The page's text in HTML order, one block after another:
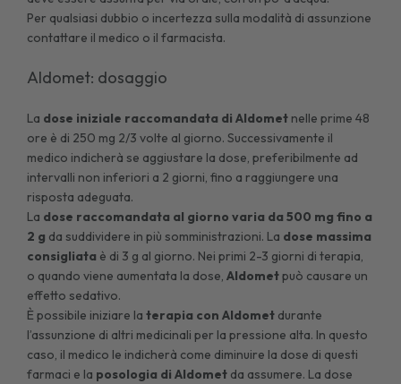
Per qualsiasi dubbio o incertezza sulla modalità di assunzione
contattare il medico o il farmacista.
Aldomet: dosaggio
La dose iniziale raccomandata di Aldomet nelle prime 48
ore è di 250 mg 2/3 volte al giorno. Successivamente il
medico indicherà se aggiustare la dose, preferibilmente ad
intervalli non inferiori a 2 giorni, fino a raggiungere una
risposta adeguata.
La dose raccomandata al giorno varia da 500 mg fino a
2 g da suddividere in più somministrazioni. La dose massima
consigliata è di 3 g al giorno. Nei primi 2-3 giorni di terapia,
o quando viene aumentata la dose,Aldometpuò causare un
effetto sedativo.
È possibile iniziare laterapia con Aldomet durante
l’assunzione di altri medicinali per la pressione alta. In questo
caso, il medico le indicherà come diminuire la dose di questi
farmaci e la posologia di Aldomet da assumere. La dose